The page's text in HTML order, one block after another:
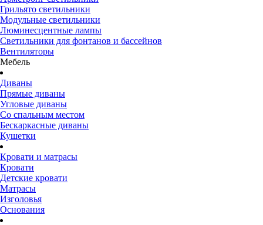
Грильято светильники
Модульные светильники
Люминесцентные лампы
Светильники для фонтанов и бассейнов
Вентиляторы
Мебель
Диваны
Прямые диваны
Угловые диваны
Со спальным местом
Бескаркасные диваны
Кушетки
Кровати и матрасы
Кровати
Детские кровати
Матрасы
Изголовья
Основания